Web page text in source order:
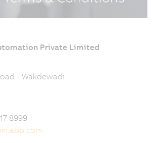
Private Limited
- Wakdewadi
8999
in.abb.com